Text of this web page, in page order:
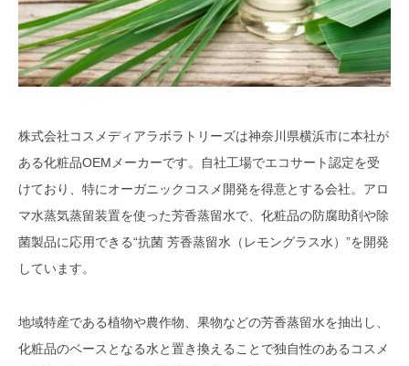
株式会社コスメディアラボラトリーズは神奈川県横浜市に本社が
ある化粧品OEMメーカーです。自社工場でエコサート認定を受
けており、特にオーガニックコスメ開発を得意とする会社。アロ
マ水蒸気蒸留装置を使った芳香蒸留水で、化粧品の防腐助剤や除
菌製品に応用できる“抗菌 芳香蒸留水（レモングラス水）”を開発
しています。
地域特産である植物や農作物、果物などの芳香蒸留水を抽出し、
化粧品のベースとなる水と置き換えることで独自性のあるコスメ